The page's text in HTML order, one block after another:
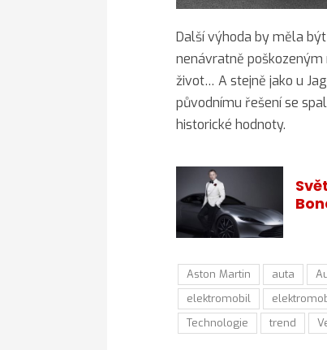
Další výhoda by měla
nenávratně
život… A stejně jako u
původnímu řešení se
historické hodnoty.
Aston Martin auta
elektromobil
Technologie
trend